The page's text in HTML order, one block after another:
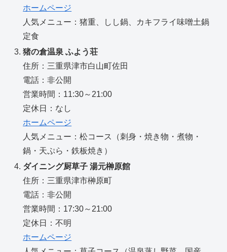
ホームページ
人気メニュー：猪重、しし鍋、カキフライ味噌土鍋
定食
猪の倉温泉 ふよう荘
住所：三重県津市白山町佐田
電話：非公開
営業時間：11:30～21:00
定休日：なし
ホームページ
人気メニュー：松コース（刺身・焼き物・煮物・
鍋・天ぷら・鉄板焼き）
ダイニング厨草子 湯元榊原館
住所：三重県津市榊原町
電話：非公開
営業時間：17:30～21:00
定休日：不明
ホームページ